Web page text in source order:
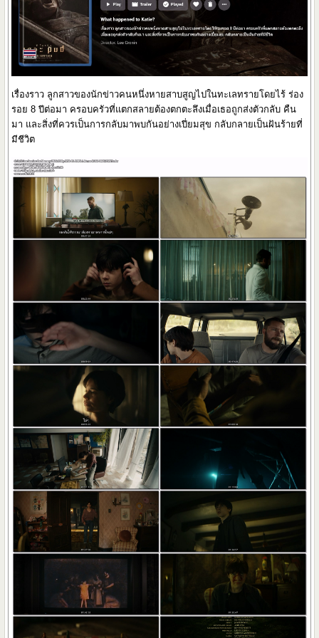
เรื่องราว ลูกสาวของนักข่าวคนหนึ่งหายสาบสูญไปในทะเลทรายโดยไร้ ร่อง
รอย 8 ปีต่อมา ครอบครัวที่แตกสลายต้องตกตะลึงเมื่อเธอถูกส่งตัวกลับ คืน
มา และสิ่งที่ควรเป็นการกลับมาพบกันอย่างเปี่ยมสุข กลับกลายเป็นฝันร้ายที่
มีชีวิต